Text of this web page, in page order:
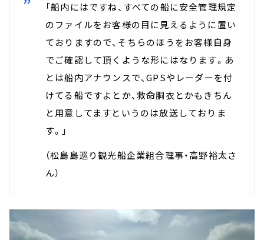
「船内にはですね、すべての船に安全管理規定
のファイルをお客様の目に見えるように置い
ておりますので、そちらのほうをお客様自身
でご確認して頂くような形にはなります。あ
とは船内アナウンスで、GPSやレーダーを付
けてる船ですよとか、救命胴衣とかもきちん
と用意してますというのは放送しておりま
す。」
（松島島巡り観光船企業組合理事・高野裕太さ
ん）